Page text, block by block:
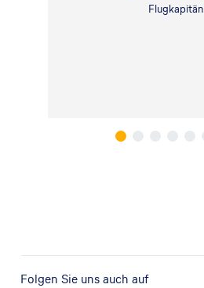
Flugkapitän
Folgen Sie uns auch auf